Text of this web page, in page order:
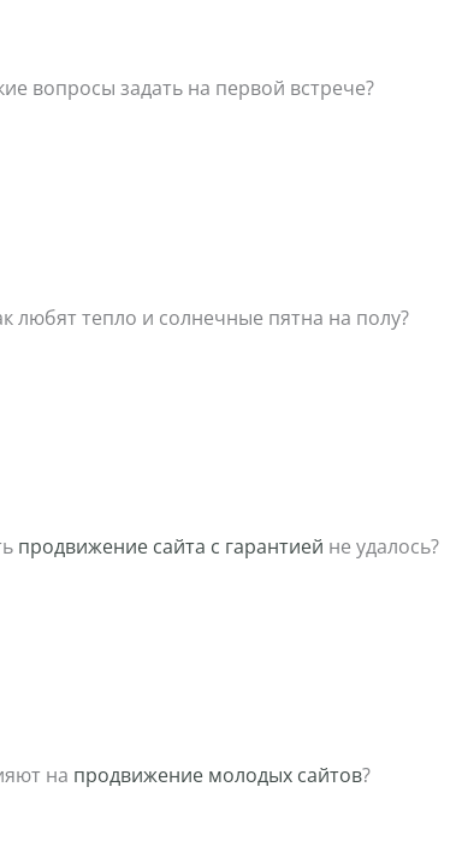
вопросы задать на первой встрече?
любят тепло и солнечные пятна на полу?
продвижение сайта с гарантией не удалось?
на продвижение молодых сайтов?